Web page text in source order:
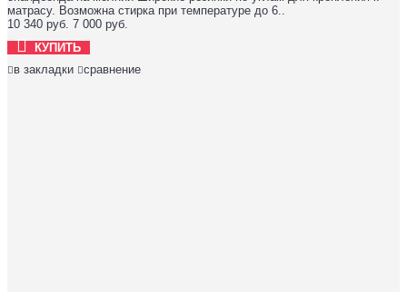
матрасу. Возможна стирка при температуре до 6..
10 340 руб. 7 000 руб.
КУПИТЬ
в закладки
сравнение